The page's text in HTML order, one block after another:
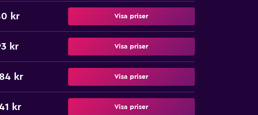
kr Visa priser
kr Visa priser
kr Visa priser
kr Visa priser